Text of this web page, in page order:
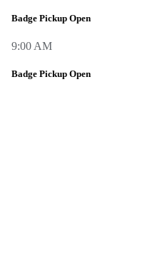
Badge Pickup Open
9:00 AM
Badge Pickup Open